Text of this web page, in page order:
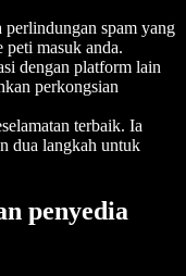
spam yang
peti masuk anda.
dengan platform lain
perkongsian
terbaik. Ia
dua langkah untuk
penyedia